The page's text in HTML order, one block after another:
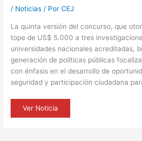
/ Noticias / PorCEJ
La quinta versión del concurso, que
tope de US$ 5.000 a tres
universidades nacionales acreditadas,
generación de políticas públicas
con énfasis en el desarrollo de
seguridad y participación ciudadana
Ver Noticia